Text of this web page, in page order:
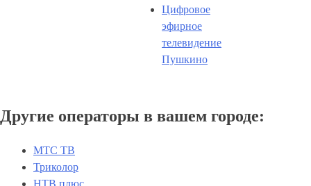
Цифровое
эфирное
телевидение
Пушкино
Другие операторы в вашем городе:
МТС ТВ
Триколор
НТВ плюс